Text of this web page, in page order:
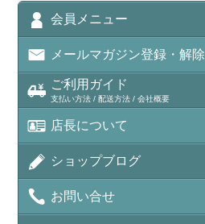
会員メニュー
メールマガジン登録・解除
ご利用ガイド
支払い方法 / 配送方法 / 会社概要
店長について
ショップブログ
お問い合せ